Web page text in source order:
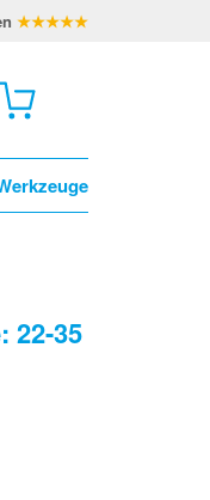
★★★★★
22-35